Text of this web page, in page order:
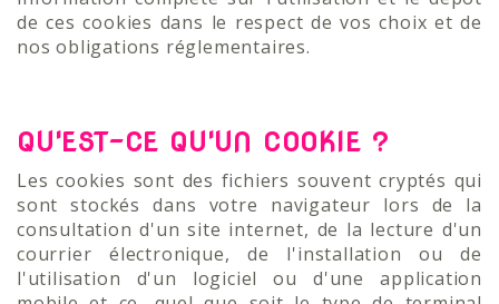
de ces cookies dans le respect de vos choix et de
nos obligations réglementaires.
QU'EST-CE QU'UN COOKIE ?
Les cookies sont des fichiers souvent cryptés qui
sont stockés dans votre navigateur lors de la
consultation d'un site internet, de la lecture d'un
courrier électronique, de l'installation ou de
l'utilisation d'un logiciel ou d'une application